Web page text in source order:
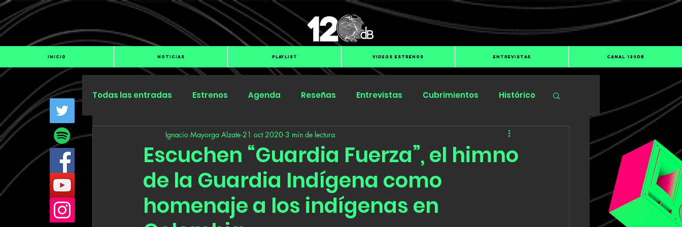
INICIO NOTICIAS PLAYLIST VIDEOS ESTRENOS ENTREVISTAS CANAL 120dB
Todas las entradas Estrenos Agenda Reseñas Entrevistas Cubrimientos Histórico
Especiales Submit Hub Groover
Escuchen “Guardia Fuerza”, el himno
de la Guardia Indígena como
homenaje a los indígenas en
Ignacio Mayorga Alzate 21 oct 2020 3 min de lectura